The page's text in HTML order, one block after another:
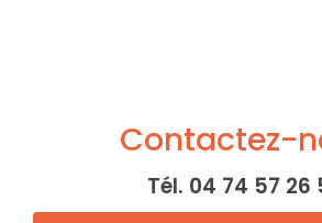
Contactez-
Tél. 04 74 57 26